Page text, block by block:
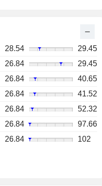
28.54
29.45
26.84
29.45
26.84
40.65
26.84
41.52
26.84
52.32
26.84
97.66
26.84 102